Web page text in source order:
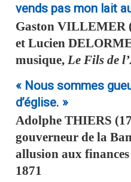
vends pas mon lait
GastonVILLEMER
etLucien
musique, Le Fils de
« Nous sommes
d’église. »
AdolpheTHIERS
gouverneur de la
allusion aux
1871